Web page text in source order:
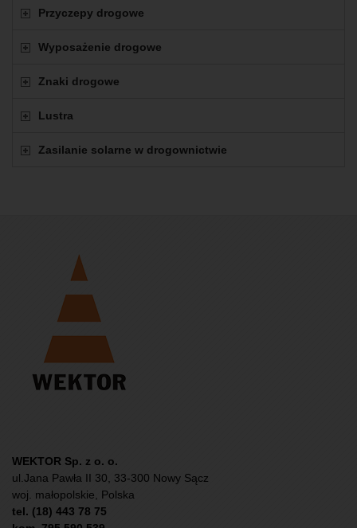
Przyczepy drogowe
Wyposażenie drogowe
Znaki drogowe
Lustra
Zasilanie solarne w drogownictwie
WEKTOR Sp. z o. o.
ul.Jana Pawła II 30, 33-300 Nowy Sącz
woj. małopolskie, Polska
tel. (18) 443 78 75